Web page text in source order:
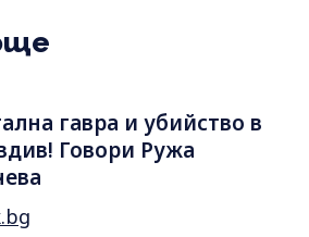
гавра и убийство в
Говори Ружа